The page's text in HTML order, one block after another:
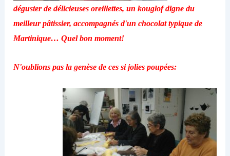
déguster de délicieuses oreillettes, un kouglof digne du
meilleur pâtissier, accompagnés d'un chocolat typique de
Martinique… Quel bon moment!
N'oublions pas la genèse de ces si jolies poupées: